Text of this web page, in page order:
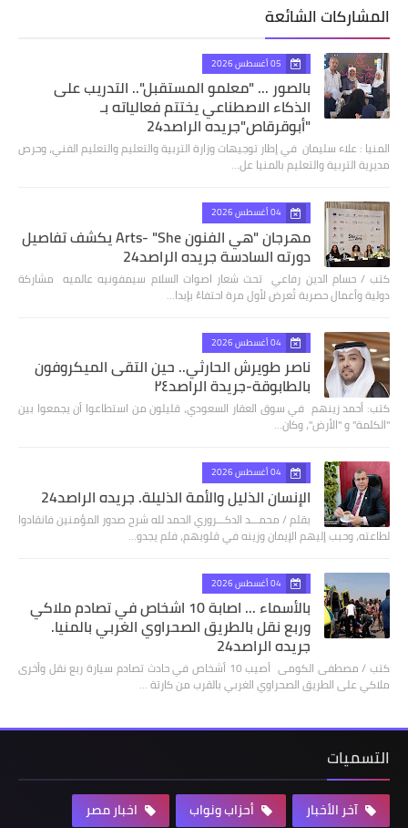
المشاركات الشائعة
05 أغسطس 2026
بالصور ... "معلمو المستقبل".. التدريب على
الذكاء الاصطناعي يختتم فعالياته بـ
"أبوقرقاص"جريده الراصد24
المنيا : علاء سليمان في إطار توجيهات وزارة التربية والتعليم والتعليم الفني، وحرص
مديرية التربية والتعليم بالمنيا عل…
04 أغسطس 2026
مهرجان "هي الفنون Arts- "She يكشف تفاصيل
دورته السادسة جريده الراصد24
كتب / حسام الدين رفاعي تحت شعار اصوات السلام سيمفونيه عالميه مشاركة
دولية وأعمال حصرية تُعرض لأول مرة احتفاءً بإبدا…
04 أغسطس 2026
ناصر طويرش الحارثي.. حين التقى الميكروفون
بالطابوقة-جريدة الراصد٢٤
كتب: أحمد زينهم في سوق العقار السعودي، قليلون من استطاعوا أن يجمعوا بين
"الكلمة" و "الأرض"، وكان…
04 أغسطس 2026
الإنسان الذليل والأمة الذليلة. جريده الراصد24
بقلم / محمـــد الدكـــروري الحمد لله شرح صدور المؤمنين فانقادوا
لطاعته، وحبب إليهم الإيمان وزينه في قلوبهم، فلم يجدو…
04 أغسطس 2026
بالأسماء ... اصابة 10 اشخاص في تصادم ملاكي
وربع نقل بالطريق الصحراوي الغربي بالمنيا.
جريده الراصد24
كتب / مصطفى الكومى أصيب 10 أشخاص في حادث تصادم سيارة ربع نقل وأخرى
ملاكي على الطريق الصحراوي الغربي بالقرب من كارتة …
التسميات
آخر الأخبار أحزاب ونواب
اخبار مصر